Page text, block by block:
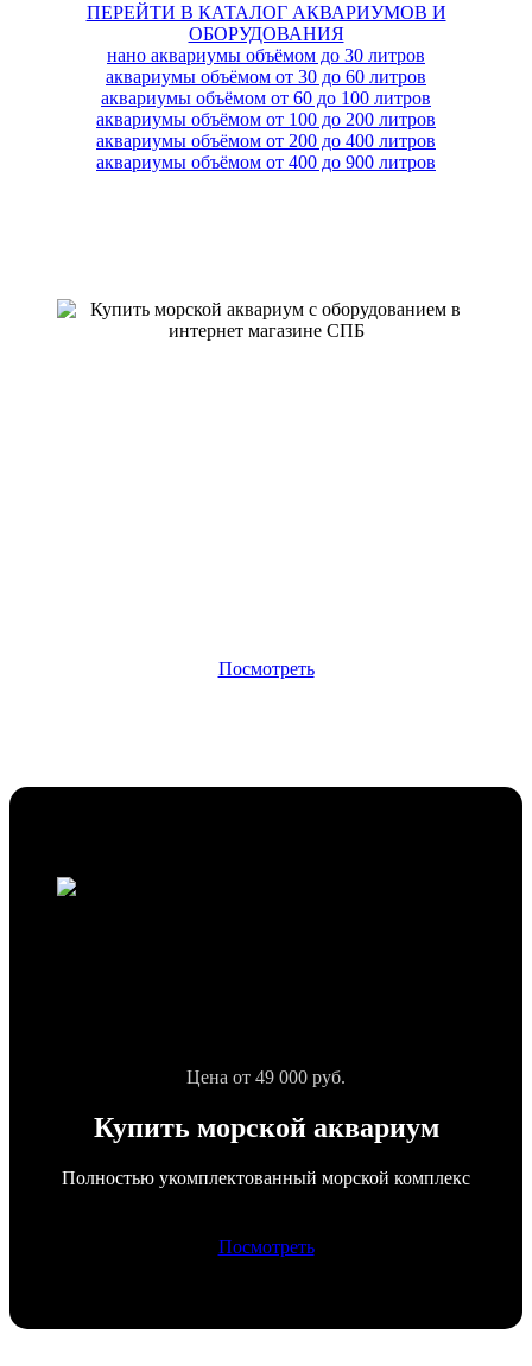
ПЕРЕЙТИ В КАТАЛОГ АКВАРИУМОВ И
ОБОРУДОВАНИЯ
нано аквариумы объёмом до 30 литров
аквариумы объёмом от 30 до 60 литров
аквариумы объёмом от 60 до 100 литров
аквариумы объёмом от 100 до 200 литров
аквариумы объёмом от 200 до 400 литров
аквариумы объёмом от 400 до 900 литров
Посмотреть
Цена от 49 000 руб.
Купить морской аквариум
Полностью укомплектованный морской комплекс
Посмотреть